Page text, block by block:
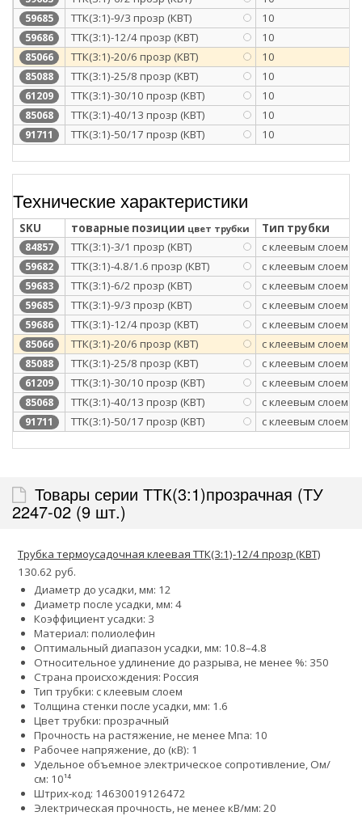
59685 ТТК(3:1)-9/3 прозр (КВТ) 10
59686 ТТК(3:1)-12/4 прозр (КВТ) 10
85066 ТТК(3:1)-20/6 прозр (КВТ) 10
85088 ТТК(3:1)-25/8 прозр (КВТ) 10
61209 ТТК(3:1)-30/10 прозр (КВТ) 10
85068 ТТК(3:1)-40/13 прозр (КВТ) 10
91711 ТТК(3:1)-50/17 прозр (КВТ) 10
Технические характеристики
SKU товарные позиции цвет трубки Тип трубки
84857 ТТК(3:1)-3/1 прозр (КВТ) с клеевым слоем
59682 ТТК(3:1)-4.8/1.6 прозр (КВТ) с клеевым слоем
59683 ТТК(3:1)-6/2 прозр (КВТ) с клеевым слоем
59685 ТТК(3:1)-9/3 прозр (КВТ) с клеевым слоем
59686 ТТК(3:1)-12/4 прозр (КВТ) с клеевым слоем
85066 ТТК(3:1)-20/6 прозр (КВТ) с клеевым слоем
85088 ТТК(3:1)-25/8 прозр (КВТ) с клеевым слоем
61209 ТТК(3:1)-30/10 прозр (КВТ) с клеевым слоем
85068 ТТК(3:1)-40/13 прозр (КВТ) с клеевым слоем
91711 ТТК(3:1)-50/17 прозр (КВТ) с клеевым слоем
Товары серии ТТК(3:1)прозрачная (ТУ
2247-02 (9 шт.)
Трубка термоусадочная клеевая ТТК(3:1)-12/4 прозр (КВТ)
130.62 руб.
Диаметр до усадки, мм: 12
Диаметр после усадки, мм: 4
Коэффициент усадки: 3
Материал: полиолефин
Оптимальный диапазон усадки, мм: 10.8–4.8
Относительное удлинение до разрыва, не менее %: 350
Страна происхождения: Россия
Тип трубки: с клеевым слоем
Толщина стенки после усадки, мм: 1.6
Цвет трубки: прозрачный
Прочность на растяжение, не менее Мпа: 10
Рабочее напряжение, до (кВ): 1
Удельное объемное электрическое сопротивление, Ом/
см: 10¹⁴
Штрих-код: 14630019126472
Электрическая прочность, не менее кВ/мм: 20